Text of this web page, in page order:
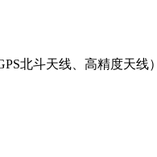
北斗天线、高精度天